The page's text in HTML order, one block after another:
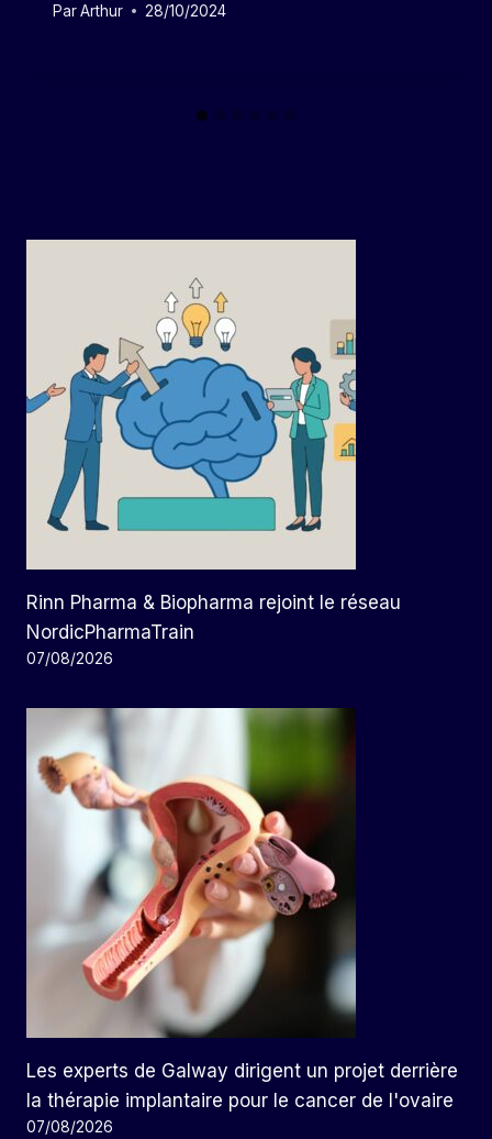
ParArthur 28/10/2024
Rinn Pharma & Biopharma rejoint le réseau
NordicPharmaTrain
07/08/2026
Les experts de Galway dirigent un projet derrière
la thérapie implantaire pour le cancer de l'ovaire
07/08/2026